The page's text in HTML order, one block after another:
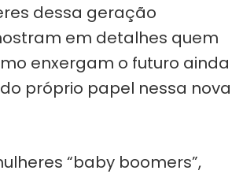
dessa geração
em detalhes quem
enxergam o futuro ainda
próprio papel nessa nova
“baby boomers”,